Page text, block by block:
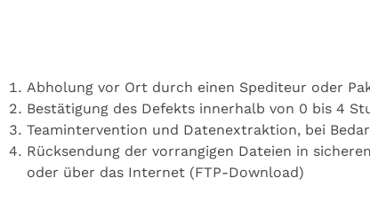
Abholung vor Ort durch einen Spediteur oder
Bestätigung des Defekts innerhalb von 0 bis 4
Teamintervention und Datenextraktion, bei
Rücksendung der vorrangigen Dateien in
oder über das Internet (FTP-Download)